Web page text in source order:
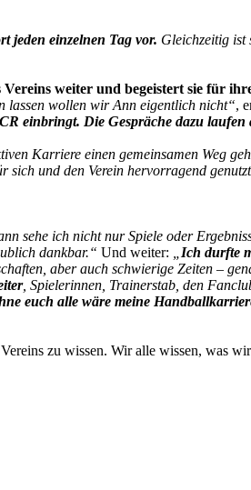
jeden einzelnen Tag vor. Gleichzeitig ist
weiter und begeistert sie für
lassen wollen wir Ann eigentlich nicht“,
einbringt. Die Gespräche dazu laufen
Karriere einen gemeinsamen Weg
sich und den Verein hervorragend
sehe ich nicht nur Spiele oder
dankbar.“ Und weiter:
Ich durfte
aber auch schwierige Zeiten –
, Spielerinnen, Trainerstab, den
euch alle wäre meine
zu wissen. Wir alle wissen, was